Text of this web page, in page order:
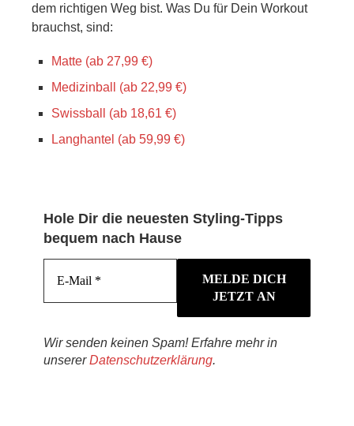
dem richtigen Weg bist. Was Du für Dein Workout
brauchst, sind:
Matte (ab 27,99 €)
Medizinball (ab 22,99 €)
Swissball (ab 18,61 €)
Langhantel (ab 59,99 €)
Hole Dir die neuesten Styling-Tipps
bequem nach Hause
Wir senden keinen Spam! Erfahre mehr in
unsererDatenschutzerklärung.